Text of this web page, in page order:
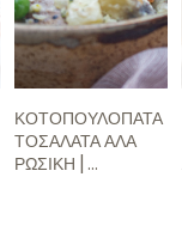
ΚΟΤΟΠΟΥΛΟΠΑΤΑ
ΤΟΣΑΛΑΤΑ ΑΛΑ
ΡΩΣΙΚΗ | ...